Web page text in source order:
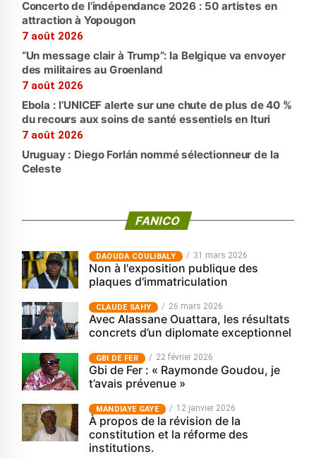
Concerto de l’indépendance 2026 : 50 artistes en
attraction à Yopougon
7 août 2026
“Un message clair à Trump”: la Belgique va envoyer
des militaires au Groenland
7 août 2026
Ebola : l’UNICEF alerte sur une chute de plus de 40 %
du recours aux soins de santé essentiels en Ituri
7 août 2026
Uruguay : Diego Forlán nommé sélectionneur de la
Celeste
FANICO
‎DAOUDA COULIBALY 31 mars 2026
Non à l'exposition publique des
plaques d'immatriculation
CLAUDE SAHY 26 mars 2026
Avec Alassane Ouattara, les résultats
concrets d’un diplomate exceptionnel
GBI DE FER 22 février 2026
Gbi de Fer : « Raymonde Goudou, je
t’avais prévenue »
MANDIAYE GAYE 12 janvier 2026
À propos de la révision de la
constitution et la réforme des
institutions.